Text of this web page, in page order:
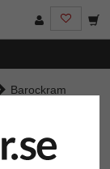
Barockram